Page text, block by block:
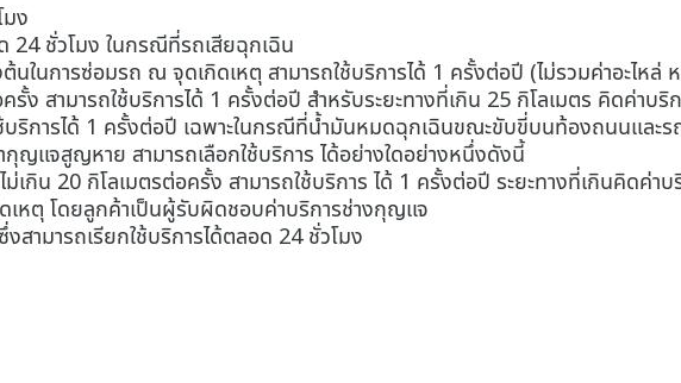
ง
24 ชั่วโมง ในกรณีที่รถเสียฉุกเฉิน
ในการซ่อมรถ ณ จุดเกิดเหตุ สามารถใช้บริการได้ 1 ครั้งต่อปี (ไม่รวมค่าอะไหล่
ง สามารถใช้บริการได้ 1 ครั้งต่อปี สำหรับระยะทางที่เกิน 25 กิโลเมตร คิดค่าบริ
ริการได้ 1 ครั้งต่อปี เฉพาะในกรณีที่น้ำมันหมดฉุกเฉินขณะขับขี่บนท้องถนนและร
แจสูญหาย สามารถเลือกใช้บริการ ได้อย่างใดอย่างหนึ่งดังนี้
20 กิโลเมตรต่อครั้ง สามารถใช้บริการ ได้ 1 ครั้งต่อปี ระยะทางที่เกินคิดค่าบ
โดยลูกค้าเป็นผู้รับผิดชอบค่าบริการช่างกุญแจ
สามารถเรียกใช้บริการได้ตลอด 24 ชั่วโมง